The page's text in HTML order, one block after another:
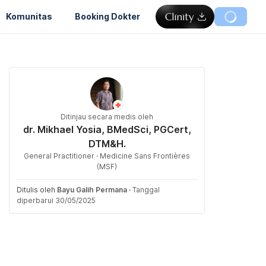
Komunitas Booking Dokter
Ditinjau secara medis oleh
dr. Mikhael Yosia, BMedSci, PGCert,
DTM&H.
General Practitioner · Medicine Sans Frontières
(MSF)
Ditulis oleh Bayu Galih Permana · Tanggal
diperbarui 30/05/2025